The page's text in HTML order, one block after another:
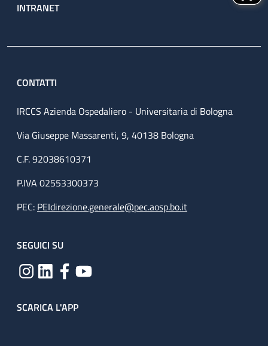
INTRANET
CONTATTI
IRCCS Azienda Ospedaliero - Universitaria di Bologna
Via Giuseppe Massarenti, 9, 40138 Bologna
C.F. 92038610371
P.IVA 02553300373
PEC: PEIdirezione.generale@pec.aosp.bo.it
SEGUICI SU
SCARICA L'APP